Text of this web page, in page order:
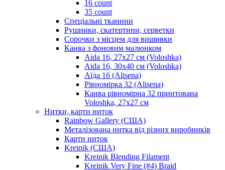
16 count
35 count
Спеціальні тканини
Рушники, скатертини, серветки
Сорочки з місцем для вишивки
Канва з фоновим малюнком
Aida 16, 27х27 см (Voloshka)
Aida 16, 30х40 см (Voloshka)
Аїда 16 (Alisena)
Рівномірка 32 (Alisena)
Канва рівномірна 32 принтована
Voloshka, 27х27 см
Нитки, карти ниток
Rainbow Gallery (США)
Металізована нитка від різних виробників
Карти ниток
Kreinik (США)
Kreinik Blending Filament
Kreinik Very Fine (#4) Braid